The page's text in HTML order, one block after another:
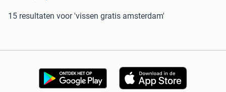
15 resultaten voor 'vissen gratis amsterdam'